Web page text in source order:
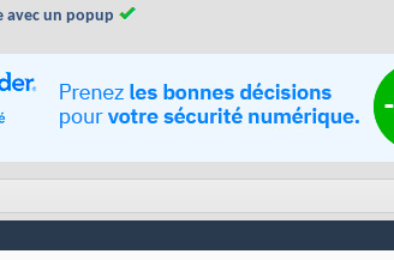
avec un popup